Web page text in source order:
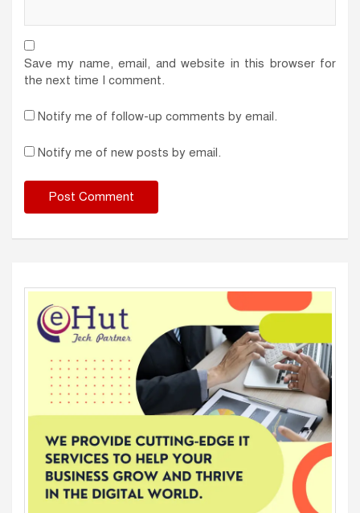
Save my name, email, and website in this browser for
the next time I comment.
Notify me of follow-up comments by email.
Notify me of new posts by email.